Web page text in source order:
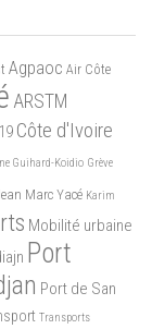
Agpaoc Air Côte
ARSTM
Côte d'Ivoire
Guihard-Koidio Grève
Marc Yacé Karim
Mobilité urbaine
Port
Port de San
Transports